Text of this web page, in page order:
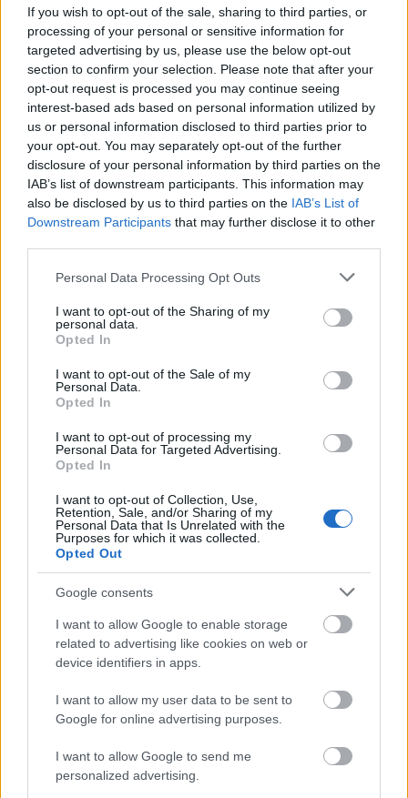
If you wish to opt-out of the sale, sharing to third parties, or
processing of your personal or sensitive information for
targeted advertising by us, please use the below opt-out
section to confirm your selection. Please note that after your
opt-out request is processed you may continue seeing
interest-based ads based on personal information utilized by
us or personal information disclosed to third parties prior to
your opt-out. You may separately opt-out of the further
disclosure of your personal information by third parties on the
IAB’s list of downstream participants. This information may
also be disclosed by us to third parties on the IAB’s List of
Downstream Participants that may further disclose it to other
Please note that this website/app uses one or more Google
not limited to your visit or usage behaviour. You may click to
grant or deny consent to Google and its third-party tags to
use your data for below specified purposes in below Google
consent section.
Personal Data Processing Opt Outs
I want to opt-out of the Sharing of my
personal data.
Opted In
I want to opt-out of the Sale of my
Personal Data.
Opted In
I want to opt-out of processing my
Personal Data for Targeted Advertising.
Opted In
I want to opt-out of Collection, Use,
Retention, Sale, and/or Sharing of my
Personal Data that Is Unrelated with the
Purposes for which it was collected.
Opted Out
Google consents
I want to allow Google to enable storage
related to advertising like cookies on web or
device identifiers in apps.
I want to allow my user data to be sent to
Google for online advertising purposes.
I want to allow Google to send me
personalized advertising.
A következő nap az előző napi ügyetlenkedést,
tovább tudtam fokozni, egy átszállásos buszúttal
szerettem volna célba érni, ám a sofőr elvitt az isten
háta mögé. Nem sikerült közös nyelvet találnunk, így
lerakott a buszról és magamra hagyott. Innen
kénytelen voltam taxival célba érni. Ennyi izgalom
után erre a napra már csak a passzív pihenés
maradt az égető 40 fokos hőségben. Este
megtaláltam a nyári menetrend buszmegállóját is,
így a hazaút a szállodához végre rendben ment.
vonatozást választottam Pescara városába, végig a
azonban ez már csak szűken fért volna bele a napba,
így beértem Pescarával.
Az utazás Ravennában kezdődött, majd egy
Riminiben történő átszállással folytatódott. először
utaztam be végig, majd tovább az Ancona-Pescara-
Lecce-vasútvonal következett.
Rimini vasútállomása